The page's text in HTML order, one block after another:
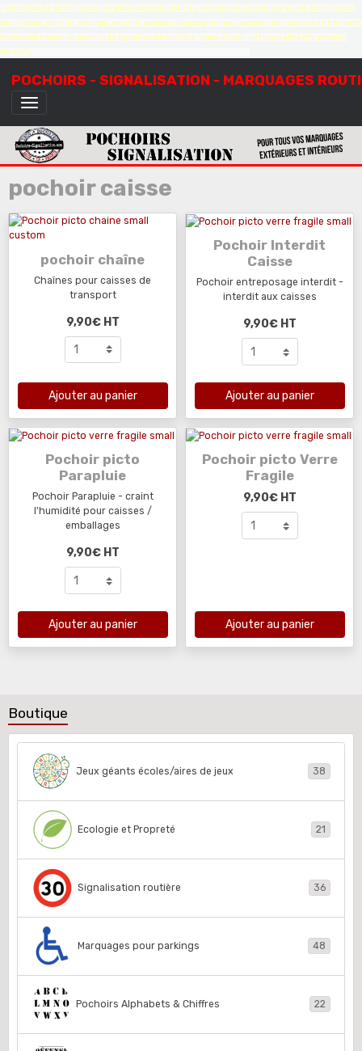
Fabrication de pochoirs pour les professionnels, mairies, entreprises, marquage au sol, pochoirs pour
cour d'école, marelle, escargot, serpent, pochoirs de pictogrammes, pochoirs pour caisses de transport,
fabrication française, pochoirs de signalisation routière, signalétique, lettrages adhésifs, pochoirs
adhésifs,
POCHOIRS - SIGNALISATION - MARQUAGES
pochoir caisse
pochoir chaîne
Chaînes pour caisses de
transport
9,90€ HT
Ajouter au panier
Pochoir Interdit
Caisse
Pochoir entreposage interdit -
interdit aux caisses
9,90€ HT
Ajouter au panier
Pochoir picto
Parapluie
Pochoir Parapluie - craint
l'humidité pour caisses /
emballages
9,90€ HT
Ajouter au panier
Pochoir picto Verre
Fragile
9,90€ HT
Ajouter au panier
Boutique
Jeux géants écoles/aires de jeux 38
Ecologie et Propreté 21
Signalisation routière 36
Marquages pour parkings 48
Pochoirs Alphabets & Chiffres 22